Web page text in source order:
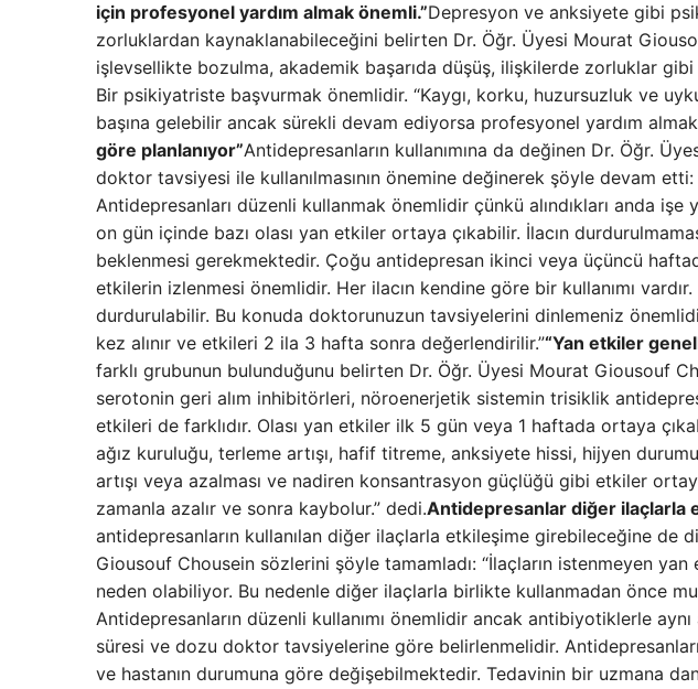
için profesyonel yardım almak önemli.”Depresyon ve anksiyete gibi
zorluklardan kaynaklanabileceğini belirten Dr. Öğr. Üyesi Mourat
işlevsellikte bozulma, akademik başarıda düşüş, ilişkilerde zorluklar
Bir psikiyatriste başvurmak önemlidir. “Kaygı, korku, huzursuzluk ve
başına gelebilir ancak sürekli devam ediyorsa profesyonel yardım
göre planlanıyor”Antidepresanların kullanımına da değinen Dr. Öğr.
doktor tavsiyesi ile kullanılmasının önemine değinerek şöyle devam
Antidepresanları düzenli kullanmak önemlidir çünkü alındıkları anda
on gün içinde bazı olası yan etkiler ortaya çıkabilir. İlacın
beklenmesi gerekmektedir. Çoğu antidepresan ikinci veya üçüncü
etkilerin izlenmesi önemlidir. Her ilacın kendine göre bir kullanımı
durdurulabilir. Bu konuda doktorunuzun tavsiyelerini dinlemeniz
kez alınır ve etkileri 2 ila 3 hafta sonra değerlendirilir.”“Yan etkiler
farklı grubunun bulunduğunu belirten Dr. Öğr. Üyesi Mourat Giousouf
serotonin geri alım inhibitörleri, nöroenerjetik sistemin trisiklik
etkileri de farklıdır. Olası yan etkiler ilk 5 gün veya 1 haftada ortaya
ağız kuruluğu, terleme artışı, hafif titreme, anksiyete hissi, hijyen
artışı veya azalması ve nadiren konsantrasyon güçlüğü gibi etkiler
zamanla azalır ve sonra kaybolur.” dedi.Antidepresanlar diğer ilaçlarla
antidepresanların kullanılan diğer ilaçlarla etkileşime girebileceğine
Giousouf Chousein sözlerini şöyle tamamladı: “İlaçların istenmeyen
neden olabiliyor. Bu nedenle diğer ilaçlarla birlikte kullanmadan önce
Antidepresanların düzenli kullanımı önemlidir ancak antibiyotiklerle
süresi ve dozu doktor tavsiyelerine göre belirlenmelidir.
ve hastanın durumuna göre değişebilmektedir. Tedavinin bir uzmana